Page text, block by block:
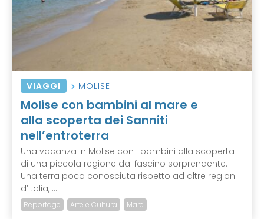
VIAGGI MOLISE
Molise con bambini al mare e
alla scoperta dei Sanniti
nell’entroterra
Una vacanza in Molise con i bambini alla scoperta
di una piccola regione dal fascino sorprendente.
Una terra poco conosciuta rispetto ad altre regioni
d’Italia, ...
Reportage Arte e Cultura Mare